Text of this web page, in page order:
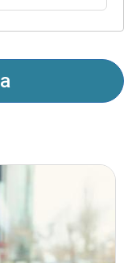
ES
reservados.